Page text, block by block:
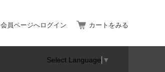
会員ページへログイン カートをみる
Select Language ▼